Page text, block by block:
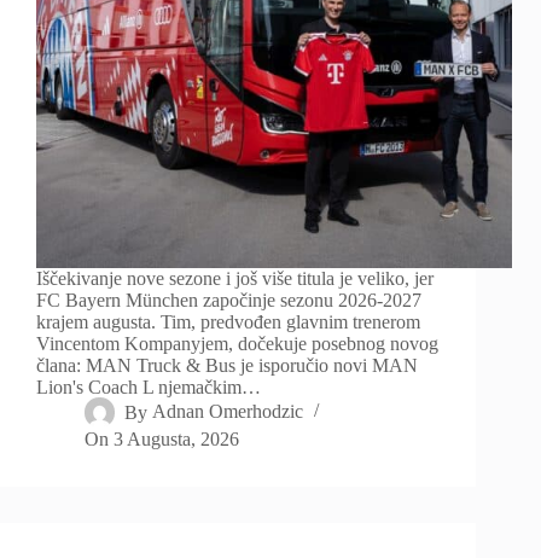
Iščekivanje nove sezone i još više titula je veliko, jer
FC Bayern München započinje sezonu 2026-2027
krajem augusta. Tim, predvođen glavnim trenerom
Vincentom Kompanyjem, dočekuje posebnog novog
člana: MAN Truck & Bus je isporučio novi MAN
Lion's Coach L njemačkim…
By Adnan Omerhodzic
On 3 Augusta, 2026